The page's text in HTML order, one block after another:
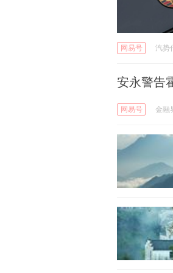
网易号 汽势
安永警告
网易号 金融